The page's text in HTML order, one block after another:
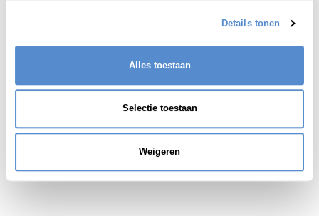
Details tonen
Alles toestaan
Selectie toestaan
Weigeren